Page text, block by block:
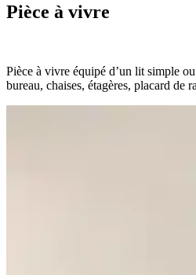
Pièce à vivre
Pièce à vivre équipé d’un lit simple
bureau, chaises, étagères, placard de